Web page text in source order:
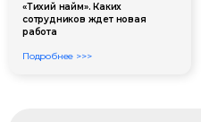
«Тихий найм». Каких
сотрудников ждет новая
работа
Подробнее >>>